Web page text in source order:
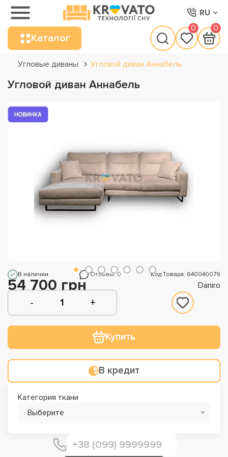
RU
Каталог
0 0
Угловые диваны Угловой диван Аннабель
Угловой диван Аннабель
В наличии Отзывы: 0 Код Товара: 640040079
54 700 грн Daniro
Купить
В кредит
Категория ткани
Выберите